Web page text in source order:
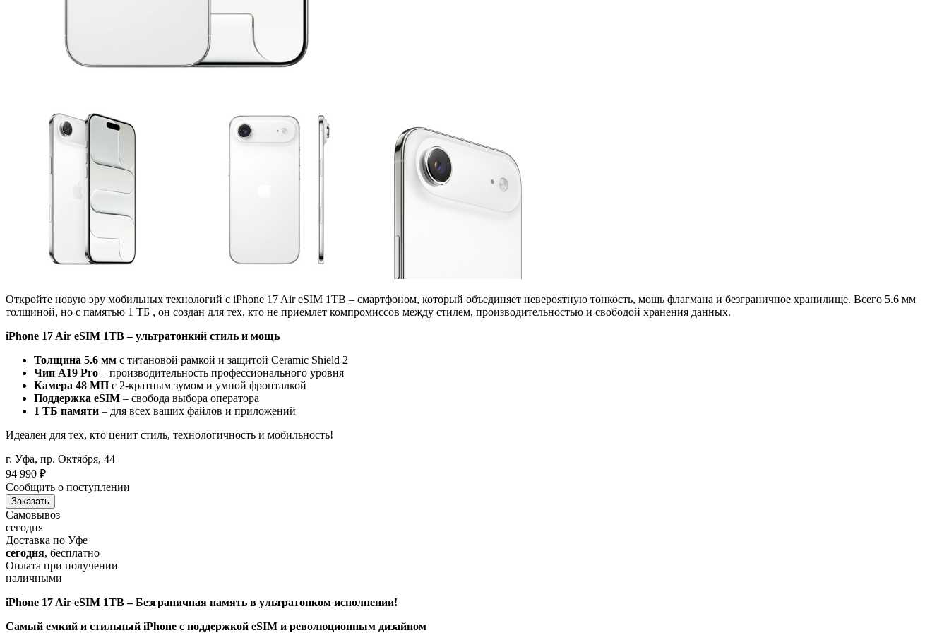
Откройте новую эру мобильных технологий с iPhone 17 Air eSIM 1TB – смартфоном, который объединяет невероятную тонкость, мощь флагмана и безграничное хранилище. Всего 5.6 мм
толщиной, но с памятью 1 ТБ , он создан для тех, кто не приемлет компромиссов между стилем, производительностью и свободой хранения данных.
iPhone 17 Air eSIM 1TB – ультратонкий стиль и мощь
Толщина 5.6 мм с титановой рамкой и защитой Ceramic Shield 2
Чип A19 Pro – производительность профессионального уровня
Камера 48 МП с 2-кратным зумом и умной фронталкой
Поддержка eSIM – свобода выбора оператора
1 ТБ памяти – для всех ваших файлов и приложений
Идеален для тех, кто ценит стиль, технологичность и мобильность!
г. Уфа, пр. Октября, 44
94 990 ₽
Сообщить о поступлении
Заказать
Самовывоз
сегодня
Доставка по Уфе
сегодня, бесплатно
Оплата при получении
наличными
iPhone 17 Air eSIM 1TB – Безграничная память в ультратонком исполнении!
Самый емкий и стильный iPhone с поддержкой eSIM и революционным дизайном